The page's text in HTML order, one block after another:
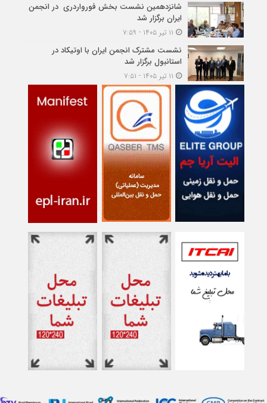
شانزدهمین نشست بخش فورواردری در انجمن
ایران برگزار شد
نشست مشترک انجمن ایران با اوتیکاد در
استانبول برگزار شد